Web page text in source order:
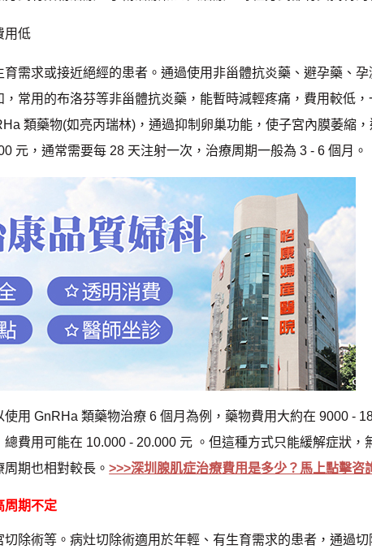
低
求或接近絕經的患者。通過使用非甾體抗炎藥、避孕藥、孕
常用的布洛芬等非甾體抗炎藥，能暫時減輕疼痛，費用較低，
類藥物(如亮丙瑞林)，通過抑制卵巢功能，使子宮內膜萎縮
元，通常需要每 28 天注射一次，治療周期一般為 3 - 6 個月。
GnRHa 類藥物治療 6 個月為例，藥物費用大約在 9000 -
費用可能在 10.000 - 20.000 元 。但這種方式只能緩解症狀，
周期也相對較長。>>>深圳腺肌症治療費用是多少？馬上點擊咨
周期不定
術等。病灶切除術適用於年輕、有生育需求的患者，通過切